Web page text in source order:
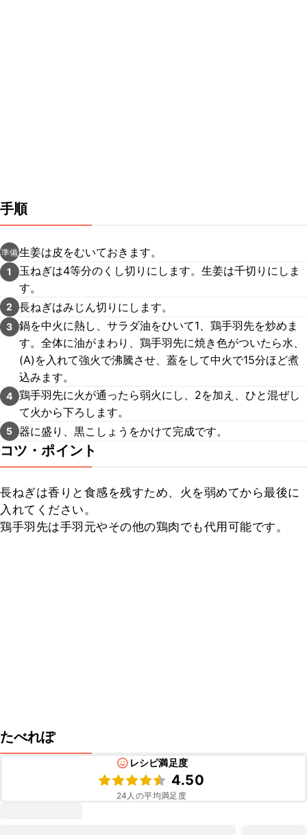
手順
準備生姜は皮をむいておきます。
1
玉ねぎは4等分のくし切りにします。生姜は千切りにしま
す。
2 長ねぎはみじん切りにします。
3 鍋を中火に熱し、サラダ油をひいて1、鶏手羽先を炒めま
す。全体に油がまわり、鶏手羽先に焼き色がついたら水、
(A)を入れて強火で沸騰させ、蓋をして中火で15分ほど煮
込みます。
4 鶏手羽先に火が通ったら弱火にし、2を加え、ひと混ぜし
て火から下ろします。
5 器に盛り、黒こしょうをかけて完成です。
コツ・ポイント
長ねぎは香りと食感を残すため、火を弱めてから最後に
入れてください。
鶏手羽先は手羽元やその他の鶏肉でも代用可能です。
たべれぽ
レシピ満足度
4.50
24 人の平均満足度